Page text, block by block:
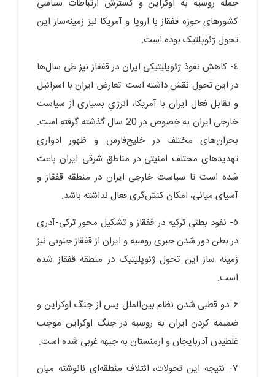
حمله روسیه به اوکراین و گسترش ارتباطات سیاسی
کشورهای حوزه قفقاز با اروپا و آمریکا نیز زمینه‌ساز این
تحول ژئوپلتیک بوده است.
٤- کاهش نفوذ ژئوپلیتیکی ایران در قفقاز نیز طی سال‌ها
در این تحول نقش داشته است. تعارض ایران با اسرائیل
و تقابل فعال ایران با آمریکا، انرژیِ بسیاری از سیاست
خارجی ایران به خصوص در 20 سال گذشته گرفته است.
بحران‌های مختلف در خلیج‌فارس و ظهور ادواری
تهدیدهای مختلف امنیتی در مناطق شرقی ایران باعث
شده است تا سیاست خارجی ایران در منطقه قفقاز و
آسیای میانی، امکان کنش‌گری فعال نداشته باشد.
٥- نفود بطئی ترکیه در قفقاز و تشکیل محور ترکی-آذری
در بطن دور شدن جبری روسیه و ایران از قفقاز جنوبی نیز
زمینه ساز این تحول ژئوپلیتیک در منطقه قفقاز شده
است.
۶- دو قطبی شدن نظام بین‌الملل پس از جنگ اوکراین و
ضمیمه کردن ایران به روسیه در جنگ اوکراین موجب
غلطیدن آذربایجان و ارمنستان به جبهه غربی شده است.
۷- نتیجه این تحولات، ائتلاف منطقه‌ای نانوشته میان